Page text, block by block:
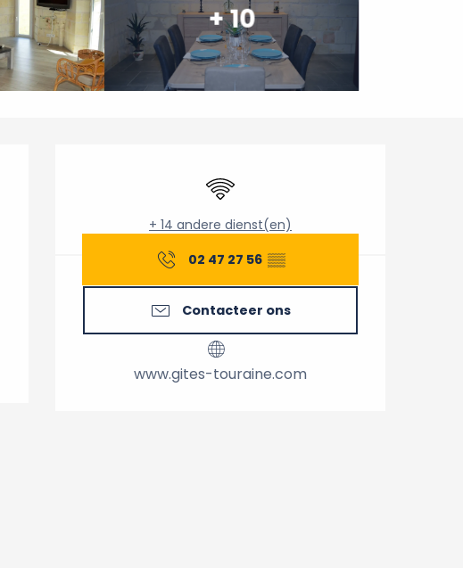
+ 10
Openingstijden en
Wifi
+ 14 andere dienst(en)
02 47 27 56 ▒▒
Contacteer ons
www.gites-touraine.com